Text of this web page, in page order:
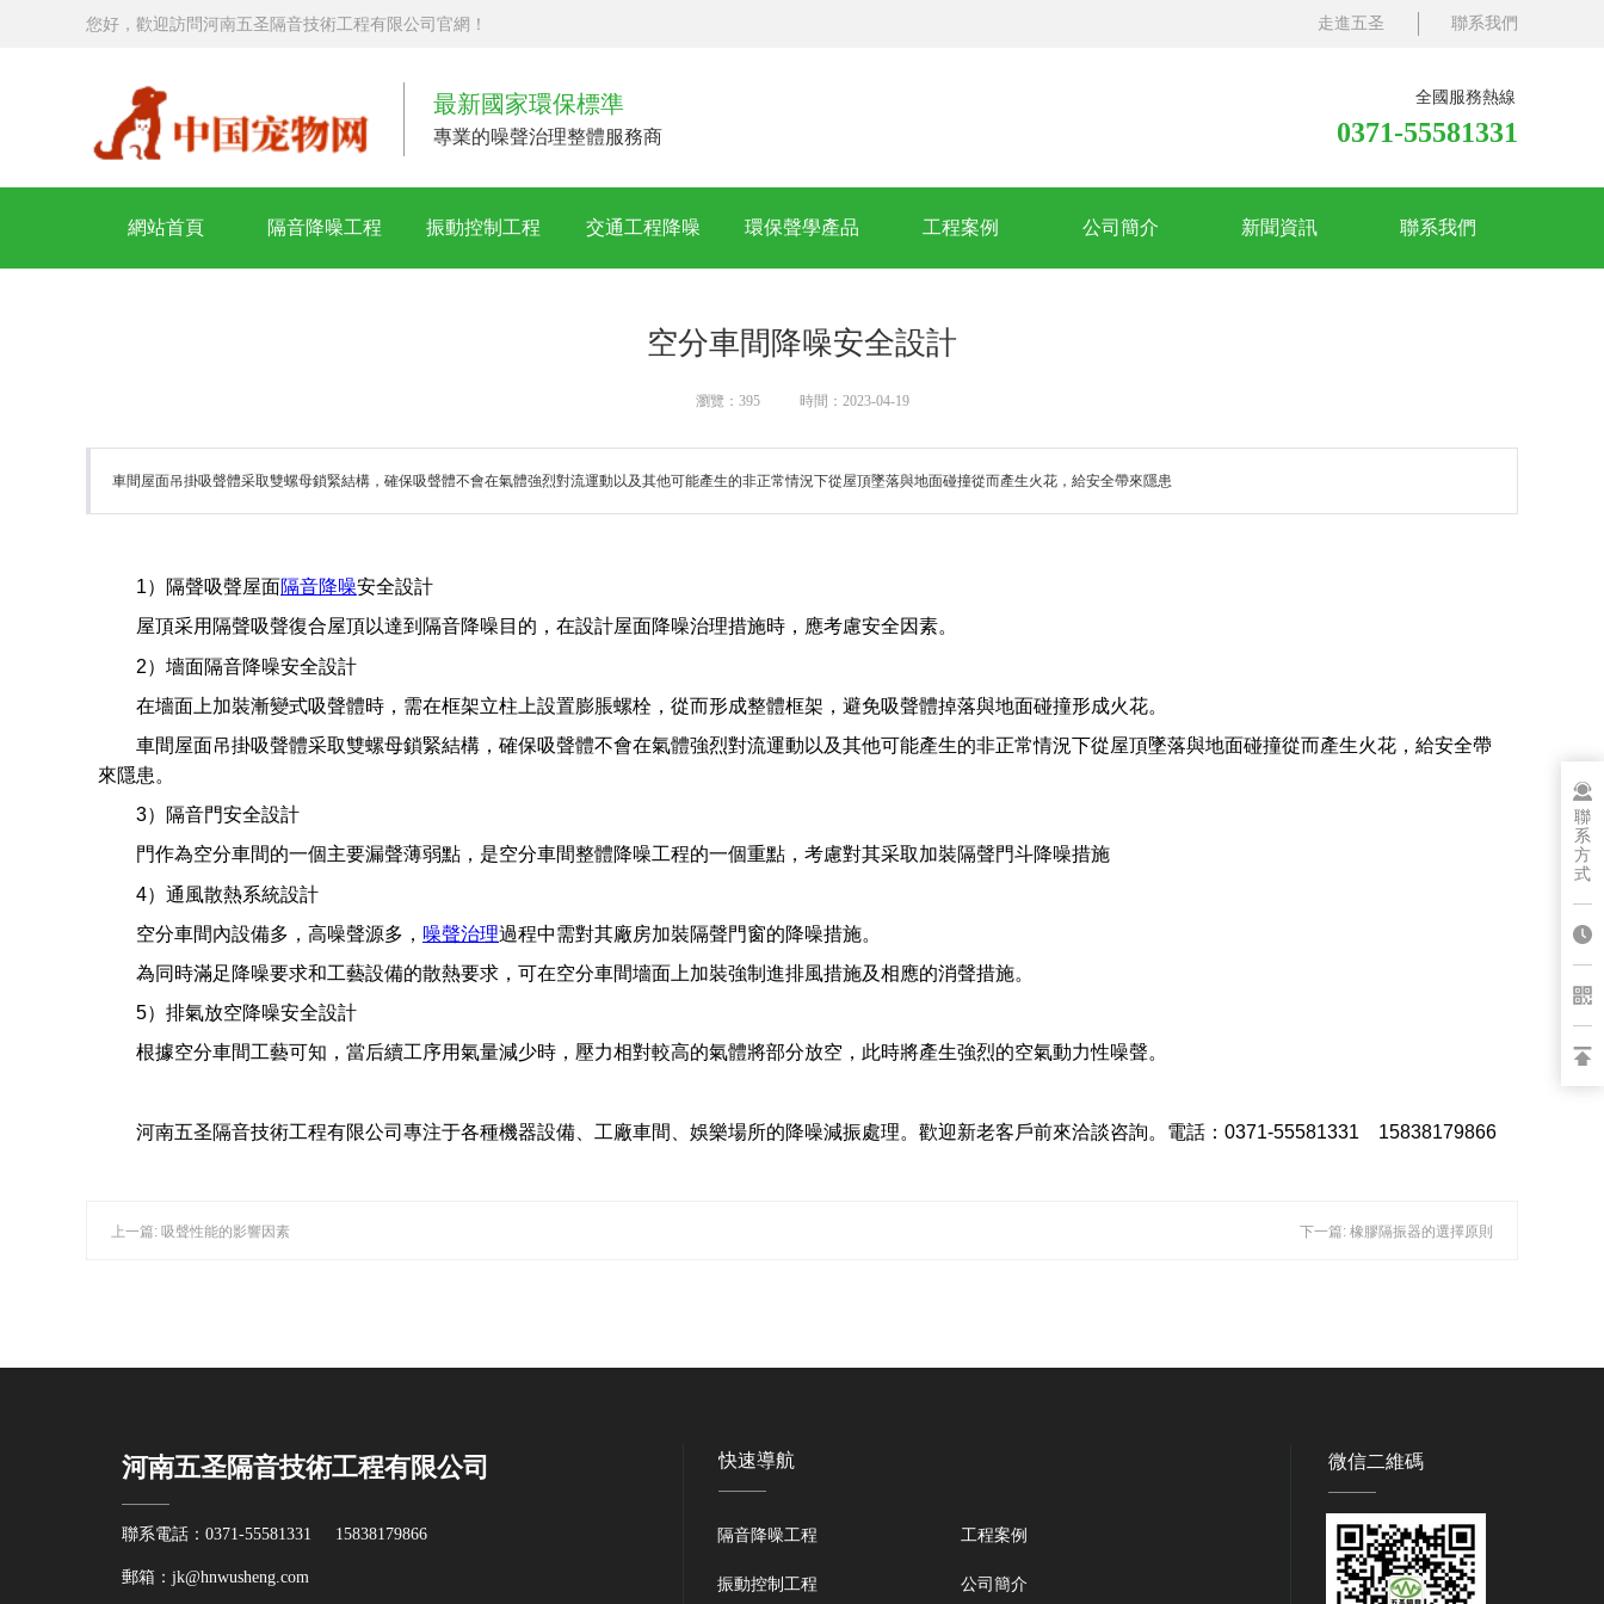
您好，歡迎訪問河南五圣隔音技術工程有限公司官網！ 聯系我們
走進五圣
全國服務熱線
0371-55581331
最新國家環保標準
專業的噪聲治理整體服務商
網站首頁 隔音降噪工程 振動控制工程 交通工程降噪 環保聲學產品 工程案例 公司簡介 新聞資訊 聯系我們
空分車間降噪安全設計
瀏覽：395 時間：2023-04-19
車間屋面吊掛吸聲體采取雙螺母鎖緊結構，確保吸聲體不會在氣體強烈對流運動以及其他可能產生的非正常情況下從屋頂墜落與地面碰撞從而產生火花，給安全帶來隱患
1）隔聲吸聲屋面隔音降噪安全設計
屋頂采用隔聲吸聲復合屋頂以達到隔音降噪目的，在設計屋面降噪治理措施時，應考慮安全因素。
2）墻面隔音降噪安全設計
在墻面上加裝漸變式吸聲體時，需在框架立柱上設置膨脹螺栓，從而形成整體框架，避免吸聲體掉落與地面碰撞形成火花。
車間屋面吊掛吸聲體采取雙螺母鎖緊結構，確保吸聲體不會在氣體強烈對流運動以及其他可能產生的非正常情況下從屋頂墜落與地面碰撞從而產生火花，給安全帶
來隱患。
3）隔音門安全設計
門作為空分車間的一個主要漏聲薄弱點，是空分車間整體降噪工程的一個重點，考慮對其采取加裝隔聲門斗降噪措施
4）通風散熱系統設計
空分車間內設備多，高噪聲源多， 噪聲治理過程中需對其廠房加裝隔聲門窗的降噪措施。
為同時滿足降噪要求和工藝設備的散熱要求，可在空分車間墻面上加裝強制進排風措施及相應的消聲措施。
5）排氣放空降噪安全設計
根據空分車間工藝可知，當后續工序用氣量減少時，壓力相對較高的氣體將部分放空，此時將產生強烈的空氣動力性噪聲。
河南五圣隔音技術工程有限公司專注于各種機器設備、工廠車間、娛樂場所的降噪減振處理。歡迎新老客戶前來洽談咨詢。電話：0371-55581331 15838179866
上一篇: 吸聲性能的影響因素 下一篇: 橡膠隔振器的選擇原則
河南五圣隔音技術工程有限公司
聯系電話：0371-55581331 15838179866
郵箱：jk@hnwusheng.com
快速導航
隔音降噪工程
振動控制工程
工程案例
公司簡介
微信二維碼
聯
系
方
式